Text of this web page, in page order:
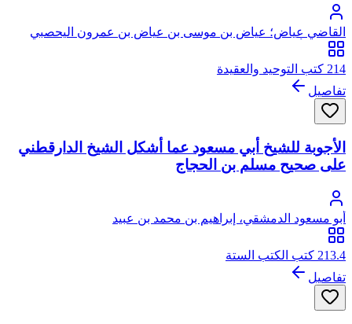
القاضي عياض؛ عياض بن موسى بن عياض بن عمرون اليحصبي
السبتي، أبو الفضل
214 كتب التوحيد والعقيدة
تفاصيل
الأجوبة للشيخ أبي مسعود عما أشكل الشيخ الدارقطني
على صحيح مسلم بن الحجاج
أبو مسعود الدمشقي، إبراهيم بن محمد بن عبيد
213.4 كتب الكتب الستة
تفاصيل